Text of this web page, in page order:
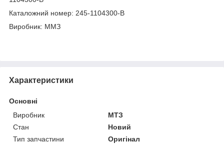
Каталожний номер: 245-1104300-В
Виробник: ММЗ
Характеристики
Основні
Виробник
МТЗ
Стан
Новий
Тип запчастини
Оригінал